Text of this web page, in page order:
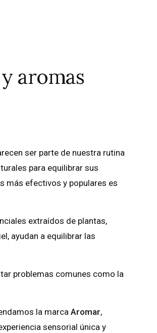
aromas
ser parte de nuestra rutina
para equilibrar sus
más efectivos y populares es
extraídos de plantas,
ayudan a equilibrar las
problemas comunes como la
la marca Aromar,
sensorial única y